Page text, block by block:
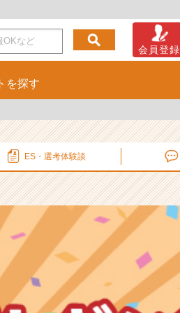
会員登録
を探す
ES・選考体験談